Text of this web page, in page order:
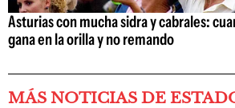
Asturias con mucha sidra y cabrales:
gana en la orilla y no remando
MÁS NOTICIAS DE